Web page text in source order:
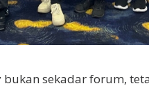
bukan sekadar forum,